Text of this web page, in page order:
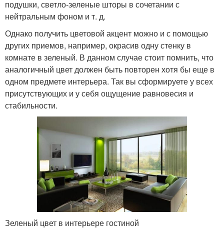
подушки, светло-зеленые шторы в сочетании с
нейтральным фоном и т. д.
Однако получить цветовой акцент можно и с помощью
других приемов, например, окрасив одну стенку в
комнате в зеленый. В данном случае стоит помнить, что
аналогичный цвет должен быть повторен хотя бы еще в
одном предмете интерьера. Так вы сформируете у всех
присутствующих и у себя ощущение равновесия и
стабильности.
Зеленый цвет в интерьере гостиной